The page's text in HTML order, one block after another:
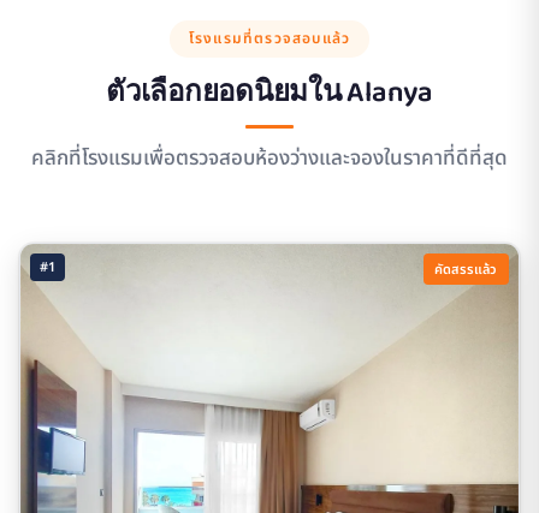
โรงแรมที่ตรวจสอบแล้ว
ตัวเลือกยอดนิยมในAlanya
คลิกที่โรงแรมเพื่อตรวจสอบห้องว่างและจองในราคาที่ดีที่สุด
#1 คัดสรรแล้ว